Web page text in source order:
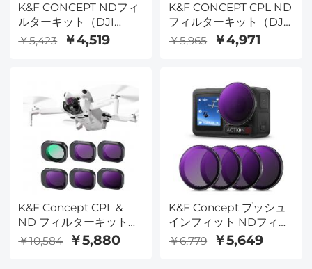
K&F CONCEPT NDフィ
ルターキット（DJI
Osmo Action 6対応）、
ND8、ND16、ND32、
スフィルター（多層コー
ティング付き）
￥5,423 ￥4,519
K&F CONCEPT CPL ND
フィルターキット（DJI
Osmo Action 6対応）、
4個パック（ND8&PL、
ND64&PL）ハイブリッ
ドニュートラルデンシテ
ィ偏光アクションカメラ
アクセサリー、マルチコ
ートHD光学ガラス
￥5,965 ￥4,971
K&F Concept CPL &
ND フィルターキット
DJI Mini 4 Pro 6 パック
￥10,584 ￥5,880
K&F Concept プッシュ
インフィット NDフィル
ターキット DJI Osmo
￥6,779 ￥5,649